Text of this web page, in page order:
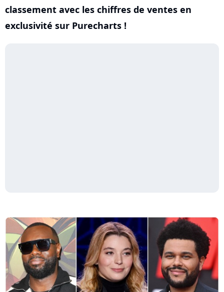
classement avec les chiffres de ventes en
exclusivité sur Purecharts !